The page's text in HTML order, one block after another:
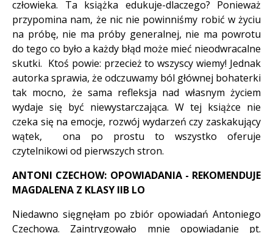
człowieka. Ta książka edukuje-dlaczego? Ponieważ
przypomina nam, że nic nie powinniśmy robić w życiu
na próbę, nie ma próby generalnej, nie ma powrotu
do tego co było a każdy błąd może mieć nieodwracalne
skutki. Ktoś powie: przecież to wszyscy wiemy! Jednak
autorka sprawia, że odczuwamy ból głównej bohaterki
tak mocno, że sama refleksja nad własnym życiem
wydaje się być niewystarczająca. W tej książce nie
czeka się na emocje, rozwój wydarzeń czy zaskakujący
wątek, ona po prostu to wszystko oferuje
czytelnikowi od pierwszych stron.
ANTONI CZECHOW: OPOWIADANIA - REKOMENDUJE
MAGDALENA Z KLASY IIB LO
Niedawno sięgnęłam po zbiór opowiadań Antoniego
Czechowa. Zaintrygowało mnie opowiadanie pt.